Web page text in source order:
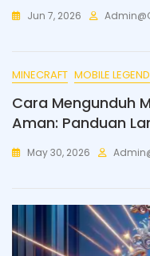
Jun 7, 2026
MINECRAFT MOBILE LEGEND
Cara Mengunduh
Aman: Panduan
May 30, 2026